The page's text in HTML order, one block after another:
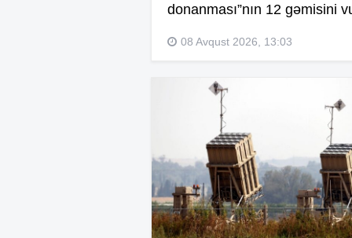
donanması”nın 12 gəmisini
08 Avqust 2026, 13:03